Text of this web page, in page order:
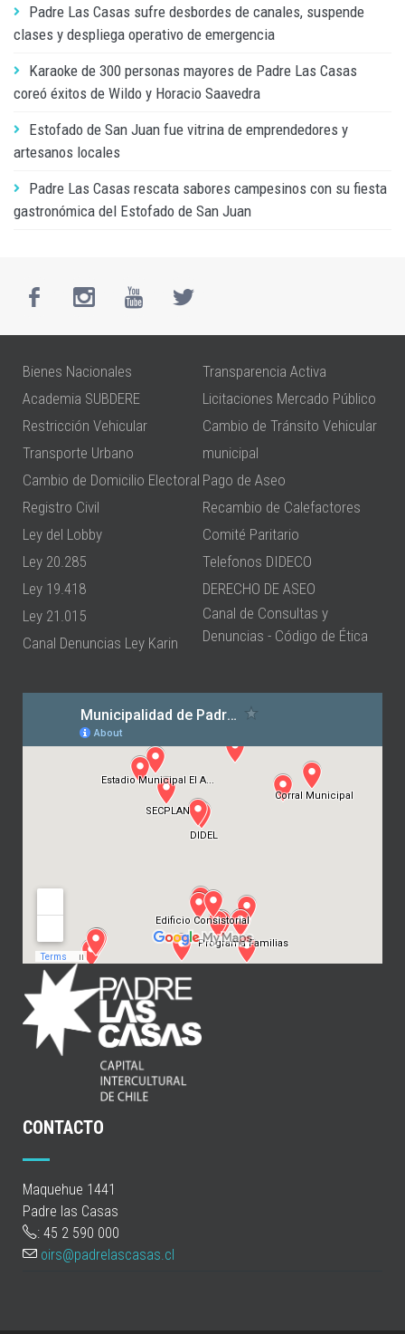
Padre Las Casas sufre desbordes de canales, suspende
clases y despliega operativo de emergencia
Karaoke de 300 personas mayores de Padre Las Casas
coreó éxitos de Wildo y Horacio Saavedra
Estofado de San Juan fue vitrina de emprendedores y
artesanos locales
Padre Las Casas rescata sabores campesinos con su fiesta
gastronómica del Estofado de San Juan
Bienes Nacionales
Academia SUBDERE
Restricción Vehicular
Transporte Urbano
Cambio de Domicilio Electoral
Registro Civil
Ley del Lobby
Ley 20.285
Ley 19.418
Ley 21.015
Canal Denuncias Ley Karin
Transparencia Activa
Licitaciones Mercado Público
Cambio de Tránsito Vehicular
municipal
Pago de Aseo
Recambio de Calefactores
Comité Paritario
Telefonos DIDECO
DERECHO DE ASEO
Canal de Consultas y
Denuncias - Código de Ética
CONTACTO
Maquehue 1441
Padre las Casas
: 45 2 590 000
oirs@padrelascasas.cl